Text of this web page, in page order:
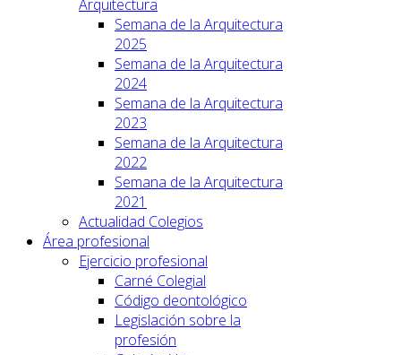
Arquitectura
Semana de la Arquitectura
2025
Semana de la Arquitectura
2024
Semana de la Arquitectura
2023
Semana de la Arquitectura
2022
Semana de la Arquitectura
2021
Actualidad Colegios
Área profesional
Ejercicio profesional
Carné Colegial
Código deontológico
Legislación sobre la
profesión